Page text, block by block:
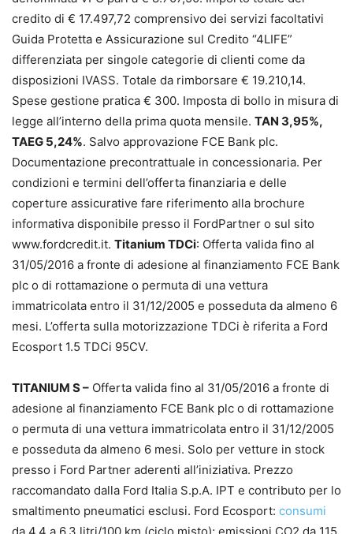
credito di € 17.497,72 comprensivo dei servizi facoltativi
Guida Protetta e Assicurazione sul Credito “4LIFE”
differenziata per singole categorie di clienti come da
disposizioni IVASS. Totale da rimborsare € 19.210,14.
Spese gestione pratica € 300. Imposta di bollo in misura di
legge all’interno della prima quota mensile. TAN 3,95%,
TAEG 5,24%. Salvo approvazione FCE Bank plc.
Documentazione precontrattuale in concessionaria. Per
condizioni e termini dell’offerta finanziaria e delle
coperture assicurative fare riferimento alla brochure
informativa disponibile presso il FordPartner o sul sito
www.fordcredit.it. Titanium TDCi: Offerta valida fino al
31/05/2016 a fronte di adesione al finanziamento FCE Bank
plc o di rottamazione o permuta di una vettura
immatricolata entro il 31/12/2005 e posseduta da almeno 6
mesi. L’offerta sulla motorizzazione TDCi è riferita a Ford
Ecosport 1.5 TDCi 95CV.
TITANIUM S – Offerta valida fino al 31/05/2016 a fronte di
adesione al finanziamento FCE Bank plc o di rottamazione
o permuta di una vettura immatricolata entro il 31/12/2005
e posseduta da almeno 6 mesi. Solo per vetture in stock
presso i Ford Partner aderenti all’iniziativa. Prezzo
raccomandato dalla Ford Italia S.p.A. IPT e contributo per lo
smaltimento pneumatici esclusi. Ford Ecosport: consumi